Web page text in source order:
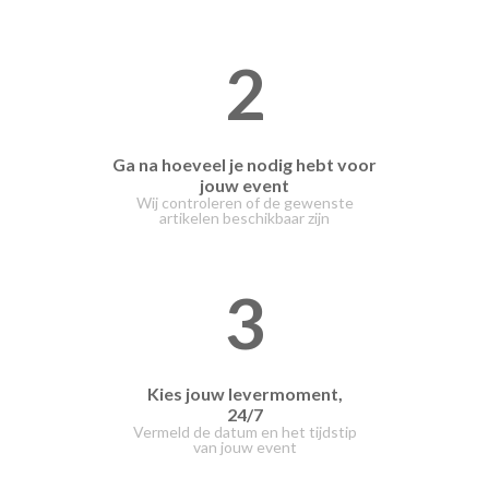
2
Ga na hoeveel je nodig hebt voor
jouw event
Wij controleren of de gewenste
artikelen beschikbaar zijn
3
Kies jouw levermoment,
24/7
Vermeld de datum en het tijdstip
van jouw event